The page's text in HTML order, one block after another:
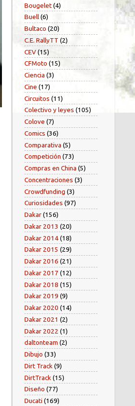
Bougelet(4)
Buell(6)
Bultaco (20)
C.E. RallyTT (2)
CEV(15)
CFMoto (15)
Ciencia (3)
Cine (17)
Circuitos (11)
Colectivo y leyes (105)
Colove (7)
Comics (36)
Comparativa (5)
Competición (73)
Compras en China (5)
Concentraciones (3)
Crowdfunding (3)
Curiosidades (97)
Dakar(156)
Dakar 2013 (20)
Dakar 2014(18)
Dakar 2015 (29)
Dakar 2016 (21)
Dakar 2017 (12)
Dakar 2018 (15)
Dakar 2019 (9)
Dakar 2020 (14)
Dakar 2021 (2)
Dakar 2022 (1)
daltonteam (2)
Dibujo (33)
Dirt Track (9)
DirtTrack (15)
Diseño (77)
Ducati (169)